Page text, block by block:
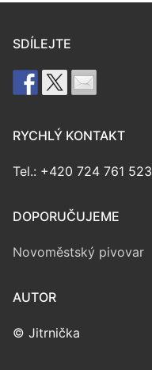
SDÍLEJTE
RYCHLÝ KONTAKT
Tel.: +420 724 761 523
DOPORUČUJEME
Novoměstský pivovar
AUTOR
© Jitrnička